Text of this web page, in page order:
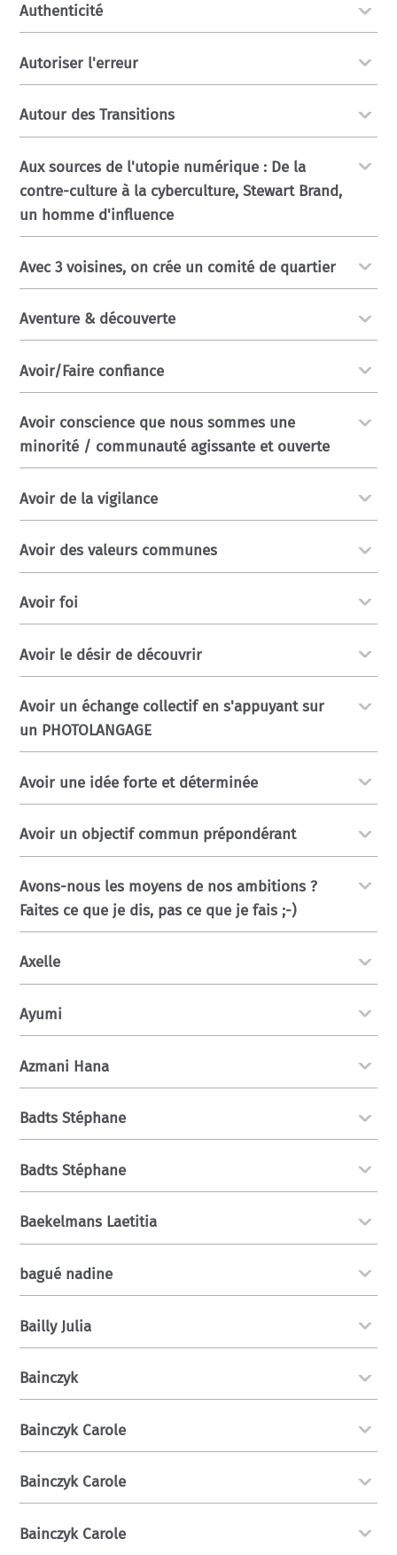
Authenticité
Autoriser l'erreur
Autour des Transitions
Aux sources de l'utopie numérique : De la
contre-culture à la cyberculture, Stewart Brand,
un homme d'influence
Avec 3 voisines, on crée un comité de quartier
Aventure & découverte
Avoir/Faire confiance
Avoir conscience que nous sommes une
minorité / communauté agissante et ouverte
Avoir de la vigilance
Avoir des valeurs communes
Avoir foi
Avoir le désir de découvrir
Avoir un échange collectif en s'appuyant sur
un PHOTOLANGAGE
Avoir une idée forte et déterminée
Avoir un objectif commun prépondérant
Avons-nous les moyens de nos ambitions ?
Faites ce que je dis, pas ce que je fais ;-)
Axelle
Ayumi
Azmani Hana
Badts Stéphane
Badts Stéphane
Baekelmans Laetitia
bagué nadine
Bailly Julia
Bainczyk
Bainczyk Carole
Bainczyk Carole
Bainczyk Carole